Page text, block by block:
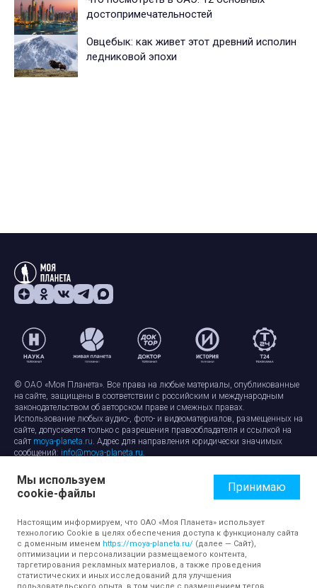
достопримечательностей
Овцебык: как живет этот древний исполин
ледниковой эпохи
© ОАО «Моя Планета». Все права на любые материалы, опубликованные
на сайте, защищены в соответствии с российским и международным
законодательством об авторском праве и смежных правах.
Использование любых аудио-, фото- и видеоматериалов, размещенных на
сайте, допускается только с разрешения правообладателя и ссылкой на
сайт moya-planeta.ru. Адрес для направления юридически значимых
сообщений: info@moya-planeta.ru.
Правила сайтаРабота с cookie-файлами
Защита персональных данных
Обработка персональных данных
Мы используем
cookie-файлы
Принимаю
Настоящим информируем, что ОАО «Моя Планета» использует
технологию Cookie в целях обеспечения доступа к функционалу сайта
с доменным именем https://moya-planeta.ru/ (далее — Сайт),
оптимизации и персонализации размещаемого контента,
таргетирования рекламных материалов, а также проведения
статистических и иных исследований для улучшения